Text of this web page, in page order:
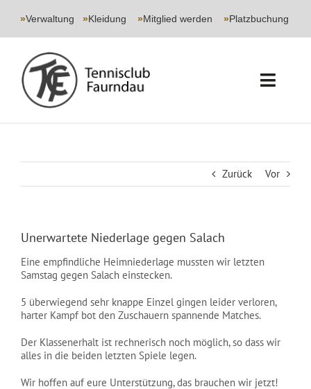
»Verwaltung »Kleidung »Mitglied werden »Platzbuchung
JUGEND
Zurück Vor
Unerwartete Niederlage gegen Salach
Eine empfindliche Heimniederlage mussten wir letzten
Samstag gegen Salach einstecken.
5 überwiegend sehr knappe Einzel gingen leider verloren,
harter Kampf bot den Zuschauern spannende Matches.
Der Klassenerhalt ist rechnerisch noch möglich, so dass wir
alles in die beiden letzten Spiele legen.
Wir hoffen auf eure Unterstützung, das brauchen wir jetzt!